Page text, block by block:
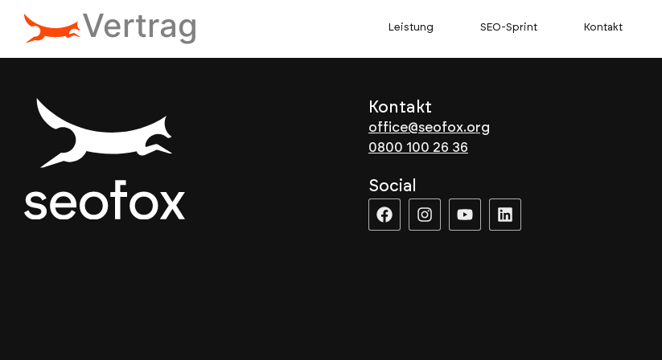
Leistung SEO-Sprint Kontakt
Vertrag
Kontakt
office@seofox.org
0800 100 26 36
Social